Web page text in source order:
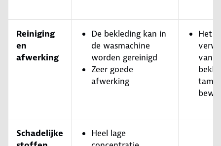
Reiniging
en
afwerking
De bekleding kan in
de wasmachine
worden gereinigd
Zeer goede
afwerking
Het
van
Schadelijke
Heel lage